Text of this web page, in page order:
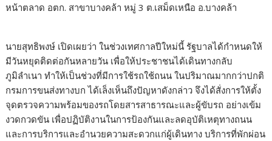
หน้าตลาด อตก. สาขาบางคล้า หมู่ 3 ต.เสม็ดเหนือ อ.บางคล้า
นายสุทธิพงษ์ เปิดเผยว่า ในช่วงเทศกาลปีใหม่นี้ รัฐบาลได้กำหนดให้
มีวันหยุดติดต่อกันหลายวัน เพื่อให้ประชาชนได้เดินทางกลับ
ภูมิลำเนา ทำให้เป็นช่วงที่มีการใช้รถใช้ถนน ในปริมาณมากกว่าปกติ
กรมการขนส่งทางบก ได้เล็งเห็นถึงปัญหาดังกล่าว จึงได้สั่งการให้ตั้ง
จุดตรวจความพร้อมของรถโดยสารสาธารณะและผู้ขับรถ อย่างเข้ม
งวดกวดขัน เพื่อปฏิบัติงานในการป้องกันและลดอุบัติเหตุทางถนน
และการบริการและอำนวยความสะดวกแก่ผู้เดินทาง บริการที่พักผ่อน